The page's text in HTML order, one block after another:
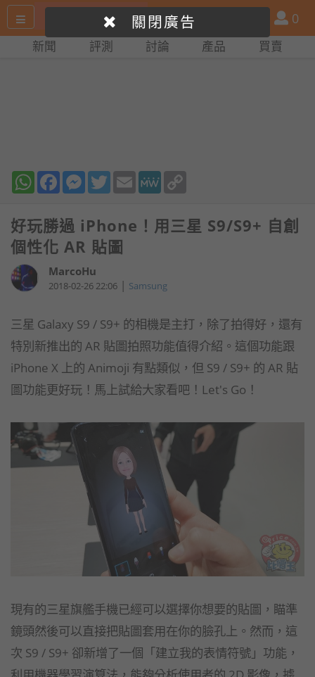
尋
產
品
比
會
員
0
新聞 評測 討論 產品 買賣
WhatsAppFacebookMessenger
TwitterEmail MeWe
好玩勝過 iPhone！用三星 S9/S9+ 自創
個性化 AR 貼圖
MarcoHu
2018-02-26 22:06 | Samsung
三星 Galaxy S9 / S9+ 的相機是主打，除了拍得好，還有
特別新推出的 AR 貼圖拍照功能值得介紹。這個功能跟
iPhone X 上的 Animoji 有點類似，但 S9 / S9+ 的 AR 貼
圖功能更好玩！馬上試給大家看吧！Let's Go！
現有的三星旗艦手機已經可以選擇你想要的貼圖，瞄準
鏡頭然後可以直接把貼圖套用在你的臉孔上。然而，這
次 S9 / S9+ 卻新增了一個「建立我的表情符號」功能，
關閉廣告